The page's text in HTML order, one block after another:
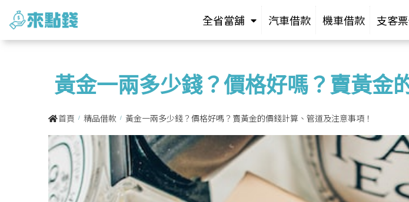
全省當舖 汽車借款 機車借款 支客
黃金一兩多少錢？價格好嗎？賣黃金
首頁 / 精品借款 / 黃金一兩多少錢？價格好嗎？賣黃金的價錢計算、管道及注意事項！